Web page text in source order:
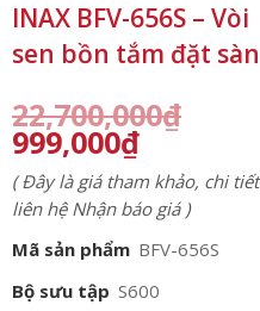
INAX BFV-656S – Vòi
sen bồn tắm đặt sàn
22,700,000₫
999,000₫
( Đây là giá tham khảo, chi tiết
liên hệ Nhận báo giá )
Mã sản phẩm BFV-656S
Bộ sưu tập S600